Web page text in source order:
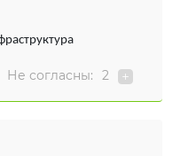
Не согласны: 2